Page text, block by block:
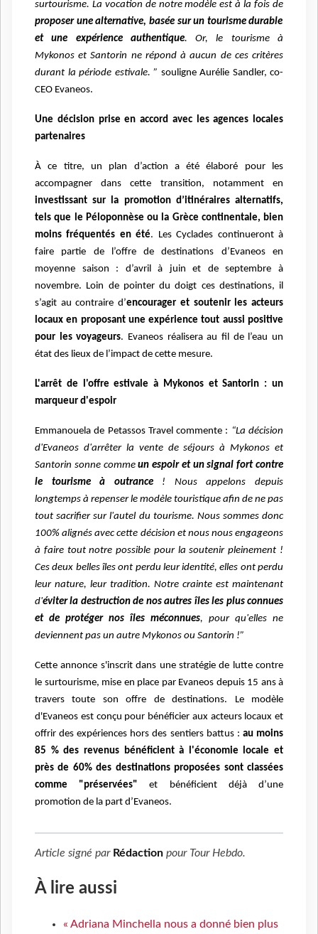
surtourisme. La vocation de notre modèle est à la fois de
proposer une alternative, basée sur un tourisme durable
et une expérience authentique. Or, le tourisme à
Mykonos et Santorin ne répond à aucun de ces critères
durant la période estivale. ” souligne Aurélie Sandler, co-
CEO Evaneos.
Une décision prise en accord avec les agences locales
partenaires
À ce titre, un plan d’action a été élaboré pour les
accompagner dans cette transition, notamment en
investissant sur la promotion d’itinéraires alternatifs,
tels que le Péloponnèse ou la Grèce continentale, bien
moins fréquentés en été. Les Cyclades continueront à
faire partie de l’offre de destinations d’Evaneos en
moyenne saison : d’avril à juin et de septembre à
novembre. Loin de pointer du doigt ces destinations, il
s’agit au contraire d’encourager et soutenir les acteurs
locaux en proposant une expérience tout aussi positive
pour les voyageurs. Evaneos réalisera au fil de l’eau un
état des lieux de l’impact de cette mesure.
L'arrêt de l'offre estivale à Mykonos et Santorin : un
marqueur d'espoir
Emmanouela de Petassos Travel commente : “La décision
d'Evaneos d'arrêter la vente de séjours à Mykonos et
Santorin sonne commeun espoir et un signal fort contre
le tourisme à outrance ! Nous appelons depuis
longtemps à repenser le modèle touristique afin de ne pas
tout sacrifier sur l'autel du tourisme. Nous sommes donc
100% alignés avec cette décision et nous nous engageons
à faire tout notre possible pour la soutenir pleinement !
Ces deux belles îles ont perdu leur identité, elles ont perdu
leur nature, leur tradition. Notre crainte est maintenant
d'éviter la destruction de nos autres îles les plus connues
et de protéger nos îles méconnues, pour qu'elles ne
deviennent pas un autre Mykonos ou Santorin !”
Cette annonce s'inscrit dans une stratégie de lutte contre
le surtourisme, mise en place par Evaneos depuis 15 ans à
travers toute son offre de destinations. Le modèle
d'Evaneos est conçu pour bénéficier aux acteurs locaux et
offrir des expériences hors des sentiers battus : au moins
85 % des revenus bénéficient à l'économie locale et
près de 60% des destinations proposées sont classées
comme "préservées" et bénéficient déjà d’une
promotion de la part d’Evaneos.
Article signé par Rédaction pour Tour Hebdo.
À lire aussi
« Adriana Minchella nous a donné bien plus